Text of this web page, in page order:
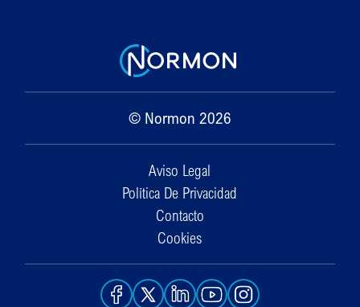
© Normon 2026
Aviso Legal
Política De Privacidad
Contacto
Cookies